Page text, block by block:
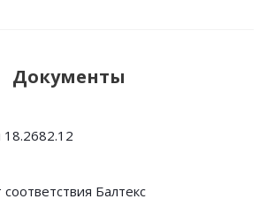
Документы
18.2682.12
Балтекс